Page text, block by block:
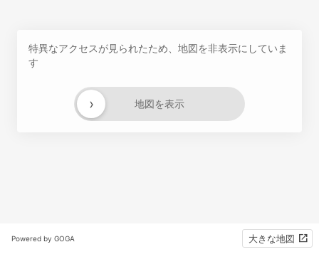
特異なアクセスが見られたため、地図を非表示にしていま
す
地図を表示
›
Powered by GOGA 大きな地図